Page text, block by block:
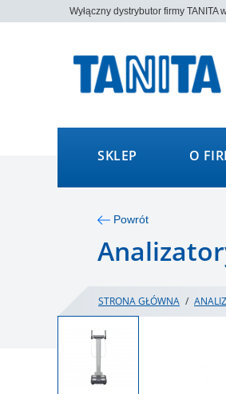
Wyłączny dystrybutor firmy TANITA
SKLEP O
Powrót
STRONA GŁÓWNA /